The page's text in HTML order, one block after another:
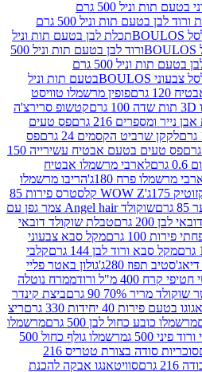
ממתק מרשמלו פרחים צבעוני בטעם תות וניל 500 גרם
ממתק מרשמלו לבבות ורוד לבן בטעם תות וניל 500 גרם
ממתק מרשמלו מסולסל BOULOSתכלת לבן בטעם תות וניל
ממתק מרשמלו מסולסל BOULOSורוד לבן בטעם תות וניל 500
ממתק מרשמלו כריות ורוד,לבן בטעם תות וניל 500 גרם
ממתק מרשמלו מסולסל צבעוני BOULOSבטעם תות וניל
פופין מרשמלו טוויסט
קטשופ סרירצ'ה
216 גרם
פס טעים
הקסמים 24 גרם
פס
פס טעים בטעם אבטיח עשירייה 150
מרשמלו אבטיח
180ג'
הריבו מרשמלו
WOW Z קלסטרס פירות 85
שוקולד Angel hair צמר גפן עם
טבלת שוקולד דובאי
מקל סבא צבעוני
לבן 144 גרם
קלבי
גולון באטר פליי
ממרח נוטלה
גרם
ביצת קינדר
330 גרם
ריצ
לבן 500 גרם
מרשמלו
מרשמלו גולף כחול 500
סוכריות סודה בצורת טטריס 216
סוויטאנגו אבקה להכנת